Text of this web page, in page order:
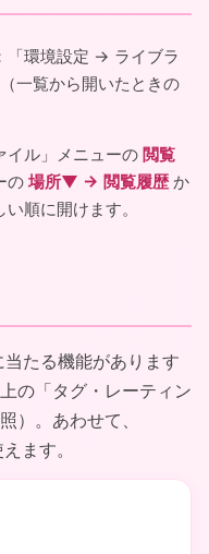
「環境設定 → ライブラ
一覧から開いたときの
イル」メニューの閲覧
の場所▼ → 閲覧履歴 か
順に開けます。
たる機能があります
の「タグ・レーティン
）。あわせて、
ます。